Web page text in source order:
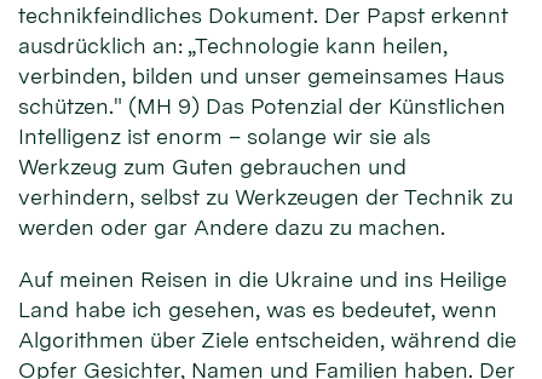
technikfeindliches Dokument. Der Papst erkennt
ausdrücklich an: „Technologie kann heilen,
verbinden, bilden und unser gemeinsames Haus
schützen." (MH 9) Das Potenzial der Künstlichen
Intelligenz ist enorm – solange wir sie als
Werkzeug zum Guten gebrauchen und
verhindern, selbst zu Werkzeugen der Technik zu
werden oder gar Andere dazu zu machen.
Auf meinen Reisen in die Ukraine und ins Heilige
Land habe ich gesehen, was es bedeutet, wenn
Algorithmen über Ziele entscheiden, während die
Opfer Gesichter, Namen und Familien haben. Der